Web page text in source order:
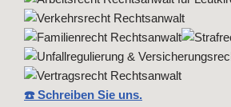
☎️ Schreiben Sie uns.